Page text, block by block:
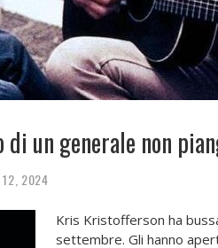
un generale non
2024
Kris Kristofferson ha
settembre. Gli hanno